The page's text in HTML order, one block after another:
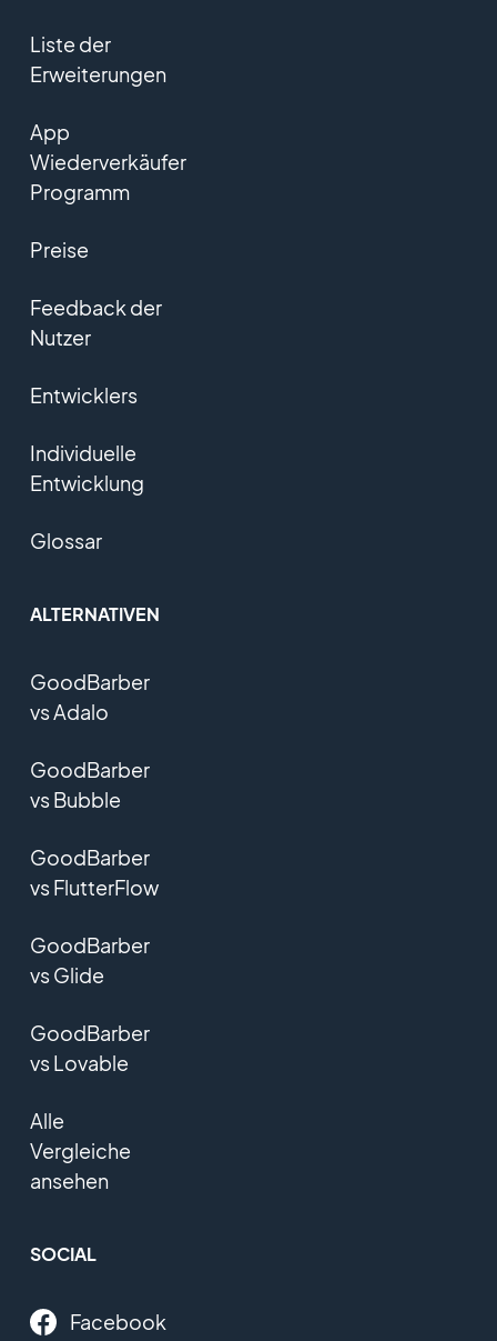
Liste der
Erweiterungen
App
Wiederverkäufer
Programm
Preise
Feedback der
Nutzer
Entwicklers
Individuelle
Entwicklung
Glossar
ALTERNATIVEN
GoodBarber
vs Adalo
GoodBarber
vs Bubble
GoodBarber
vs FlutterFlow
GoodBarber
vs Glide
GoodBarber
vs Lovable
Alle
Vergleiche
ansehen
SOCIAL
Facebook